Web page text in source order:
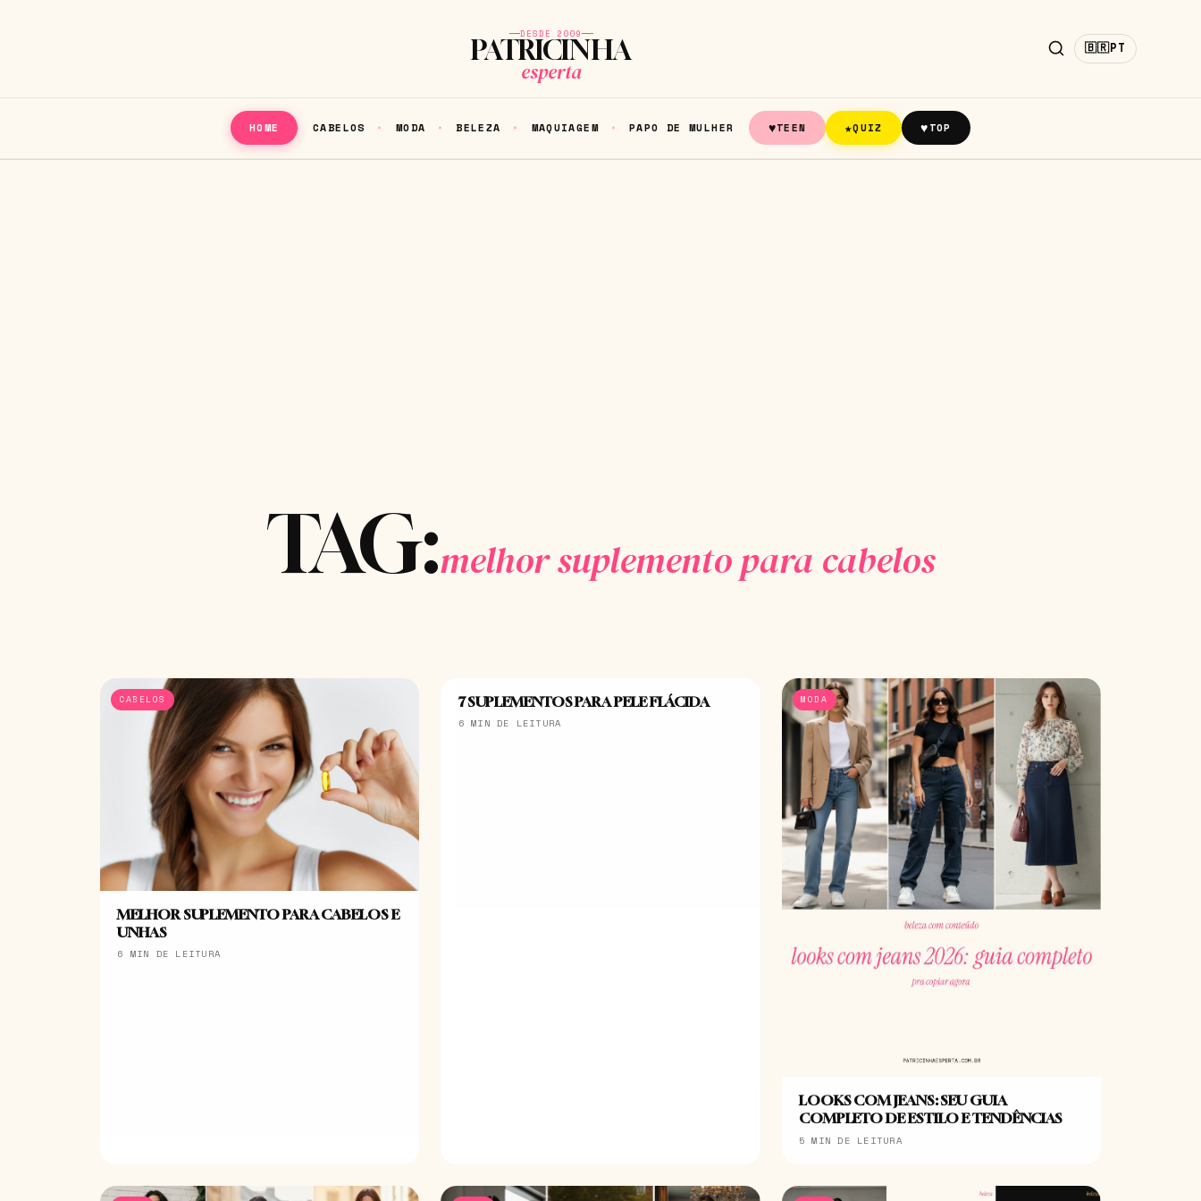
DESDE 2009
PATRICINHA
esperta
🇧🇷PT
HOME CABELOS MODA BELEZA MAQUIAGEM PAPO DE MULHER ♥TEEN ★QUIZ ♥TOP
TAG:melhor suplemento para cabelos
CABELOS
MELHOR SUPLEMENTO PARA CABELOS E
UNHAS
6 MIN DE LEITURA
BELEZA
7 SUPLEMENTOS PARA PELE FLÁCIDA
6 MIN DE LEITURA
MODA
LOOKS COM JEANS: SEU GUIA
COMPLETO DE ESTILO E TENDÊNCIAS
5 MIN DE LEITURA